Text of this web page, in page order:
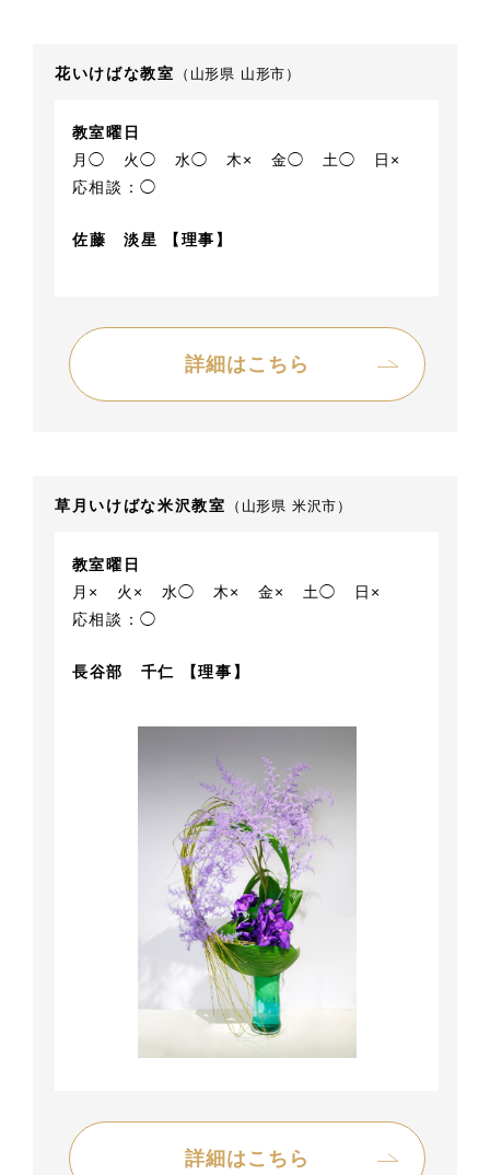
花いけばな教室 （山形県 山形市）
教室曜日
月◯
火◯ 水◯ 木× 金◯ 土◯
日×
応相談：◯
佐藤 淡星 【理事】
詳細はこちら
草月いけばな米沢教室 （山形県 米沢市）
教室曜日
月×
火× 水◯ 木× 金× 土◯
日×
応相談：◯
長谷部 千仁 【理事】
詳細はこちら